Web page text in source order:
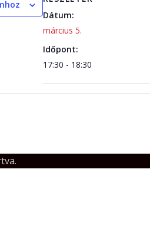
Dátum:
március 5.
Időpont:
17:30 - 18:30